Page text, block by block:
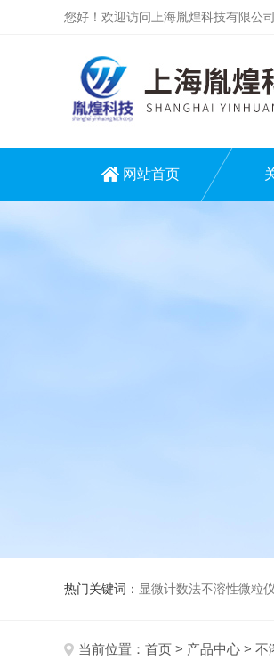
您好！欢迎访问上海胤煌科技有限公
网站首页
热门关键词： 显微计数法不溶性微粒仪，超声粒度
当前位置： 首页 > 产品中心 > 不